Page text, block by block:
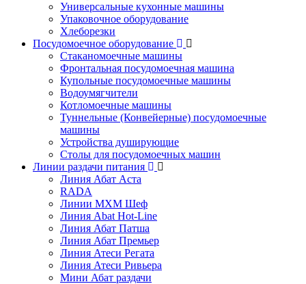
Универсальные кухонные машины
Упаковочное оборудование
Хлеборезки
Посудомоечное оборудование
Стаканомоечные машины
Фронтальная посудомоечная машина
Купольные посудомоечные машины
Водоумягчители
Котломоечные машины
Туннельные (Конвейерные) посудомоечные
машины
Устройства душирующие
Столы для посудомоечных машин
Линии раздачи питания
Линия Абат Аста
RADA
Линии МХМ Шеф
Линия Abat Hot-Line
Линия Абат Патша
Линия Абат Премьер
Линия Атеси Регата
Линия Атеси Ривьера
Мини Абат раздачи